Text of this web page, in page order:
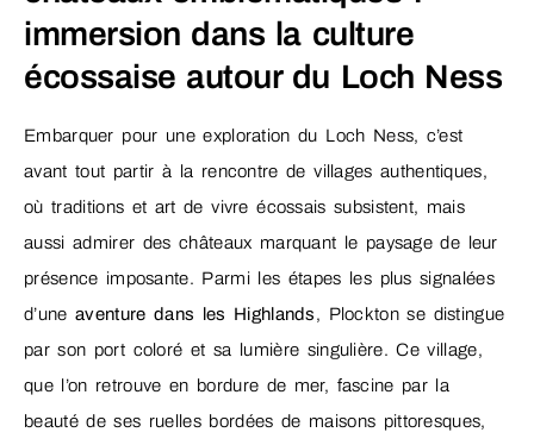
immersion dans la culture
écossaise autour du Loch Ness
Embarquer pour une exploration du Loch Ness, c’est
avant tout partir à la rencontre de villages authentiques,
où traditions et art de vivre écossais subsistent, mais
aussi admirer des châteaux marquant le paysage de leur
présence imposante. Parmi les étapes les plus signalées
d’une aventure dans les Highlands, Plockton se distingue
par son port coloré et sa lumière singulière. Ce village,
que l’on retrouve en bordure de mer, fascine par la
beauté de ses ruelles bordées de maisons pittoresques,